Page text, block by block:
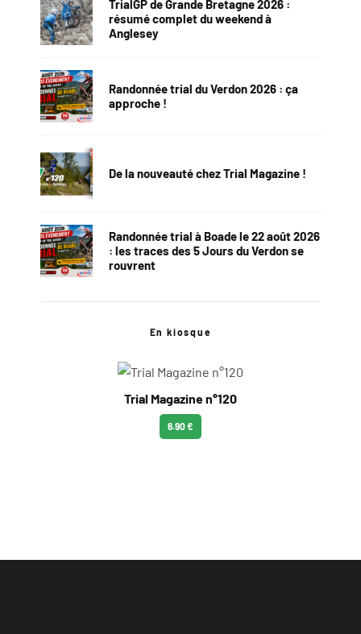
TrialGP de Grande Bretagne 2026 :
résumé complet du weekend à
Anglesey
Randonnée trial du Verdon 2026 : ça
approche !
De la nouveauté chez Trial Magazine !
Randonnée trial à Boade le 22 août 2026
: les traces des 5 Jours du Verdon se
rouvrent
En kiosque
Trial Magazine n°120
6.90 €